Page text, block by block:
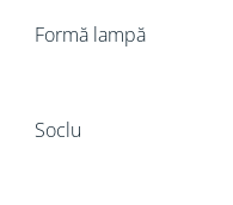
Formă lampă
Soclu